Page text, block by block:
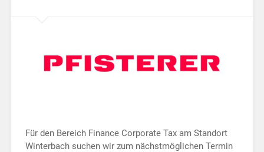
Für den Bereich Finance Corporate Tax am Standort
Winterbach suchen wir zum nächstmöglichen Termin